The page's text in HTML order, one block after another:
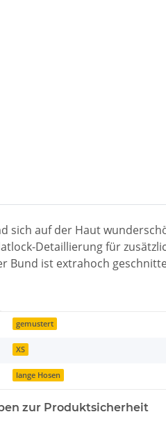
sich auf der Haut
Detaillierung für
ist extrahoch
gemustert
XS
lange Hosen
zur Produktsicherheit